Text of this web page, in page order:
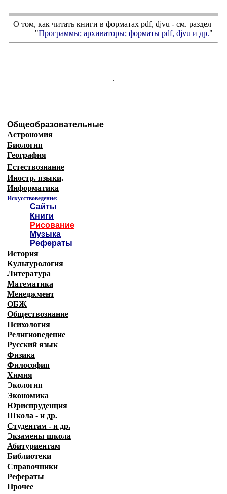
О том, как читать книги в форматах pdf, djvu - см. раздел
"Программы; архиваторы; форматы pdf, djvu и др."
.
Общеобразовательные
Астрономия
Биология
География
Естествознание
Иностр. языки.
Информатика
Искусствоведение:
Сайты
Книги
Рисование
Музыка
Рефераты
История
Культурология
Литература
Математика
Менеджмент
ОБЖ
Обществознание
Психология
Религиоведение
Русский язык
Физика
Философия
Химия
Экология
Экономика
Юриспруденция
Школа - и др.
Студентам - и др.
Экзамены школа
Абитуриентам
Библиотеки
Справочники
Рефераты
Прочее